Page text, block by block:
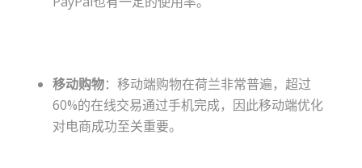
移动购物：移动端购物在荷兰非常普遍，超过
60%的在线交易通过手机完成，因此移动端优化
对电商成功至关重要。